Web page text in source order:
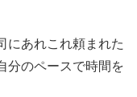
にあれこれ頼まれた
分のペースで時間を